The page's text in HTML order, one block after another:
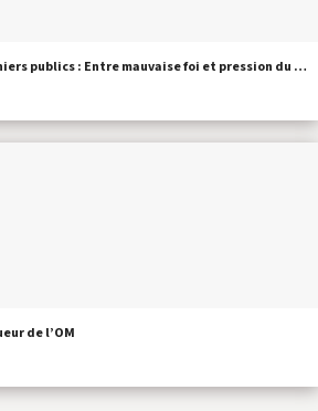
publics : Entre mauvaise foi et pression du …
de l’OM